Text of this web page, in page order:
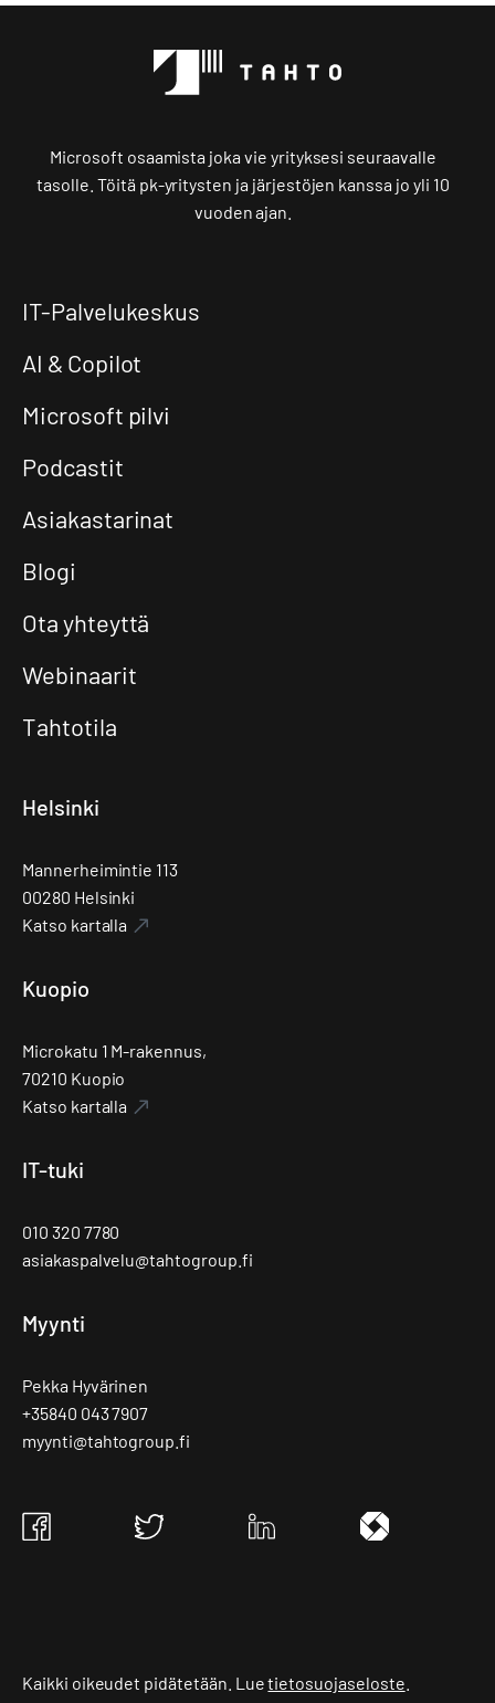
Microsoft osaamista joka vie yrityksesi seuraavalle
tasolle. Töitä pk-yritysten ja järjestöjen kanssa jo yli 10
vuoden ajan.
IT-Palvelukeskus
AI & Copilot
Microsoft pilvi
Podcastit
Asiakastarinat
Blogi
Ota yhteyttä
Webinaarit
Tahtotila
Helsinki
Mannerheimintie 113
00280 Helsinki
Katso kartalla
Kuopio
Microkatu 1 M-rakennus,
70210 Kuopio
Katso kartalla
IT-tuki
010 320 7780
asiakaspalvelu@tahtogroup.fi
Myynti
Pekka Hyvärinen
+35840 043 7907
myynti@tahtogroup.fi
Tahto
Tahto
Tahto
Tahto
Kaikki oikeudet pidätetään. Luetietosuojaseloste